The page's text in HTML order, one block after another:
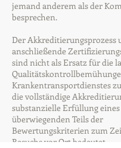
jemand anderem als der
besprechen.
Der Akkreditierungsprozess
anschließende
sind nicht als Ersatz für die
Krankentransportdienstes
die vollständige
substanzielle Erfüllung eines
überwiegenden Teils der
Bewertungskriterien zum
Besuchs vor Ort bedeutet.